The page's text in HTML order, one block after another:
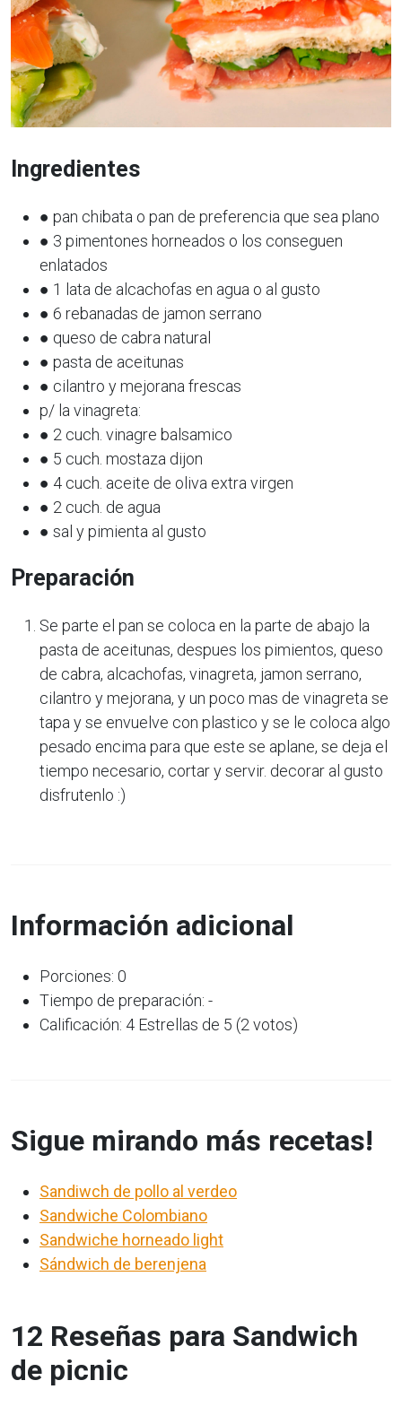
Ingredientes
● pan chibata o pan de preferencia que sea plano
● 3 pimentones horneados o los conseguen
enlatados
● 1 lata de alcachofas en agua o al gusto
● 6 rebanadas de jamon serrano
● queso de cabra natural
● pasta de aceitunas
● cilantro y mejorana frescas
p/ la vinagreta:
● 2 cuch. vinagre balsamico
● 5 cuch. mostaza dijon
● 4 cuch. aceite de oliva extra virgen
● 2 cuch. de agua
● sal y pimienta al gusto
Preparación
Se parte el pan se coloca en la parte de abajo la
pasta de aceitunas, despues los pimientos, queso
de cabra, alcachofas, vinagreta, jamon serrano,
cilantro y mejorana, y un poco mas de vinagreta se
tapa y se envuelve con plastico y se le coloca algo
pesado encima para que este se aplane, se deja el
tiempo necesario, cortar y servir. decorar al gusto
disfrutenlo :)
Información adicional
Porciones: 0
Tiempo de preparación: -
Calificación: 4 Estrellas de 5 (2 votos)
Sigue mirando más recetas!
Sandiwch de pollo al verdeo
Sandwiche Colombiano
Sandwiche horneado light
Sándwich de berenjena
12 Reseñas para Sandwich
de picnic